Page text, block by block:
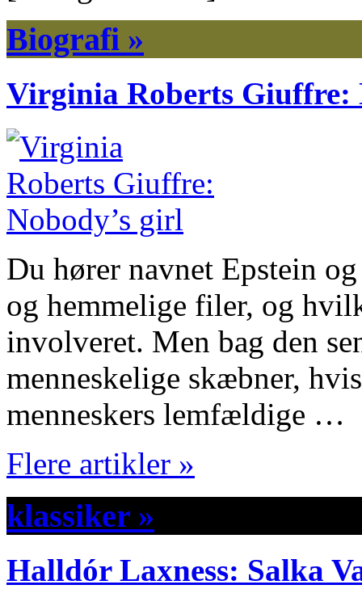
Biografi »
Virginia Roberts Giuffre:
Du hører navnet Epstein
og hemmelige filer, og
involveret. Men bag den
menneskelige skæbner,
menneskers lemfældige …
Flere artikler »
klassiker »
Halldór Laxness: Salka